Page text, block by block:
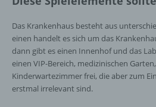
Das Krankenhaus besteht aus
einen handelt es sich um das
dann gibt es einen Innenhof und das
einen VIP-Bereich, medizinischen
Kinderwartezimmer frei, die aber zum
erstmal irrelevant sind.